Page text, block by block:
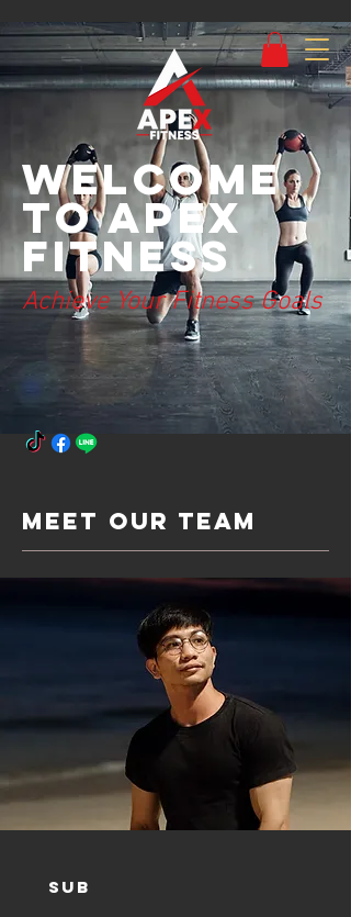
Welcome
to Apex
Fitness
Achieve Your Fitness Goals
MEET OUR TEAM
Sub